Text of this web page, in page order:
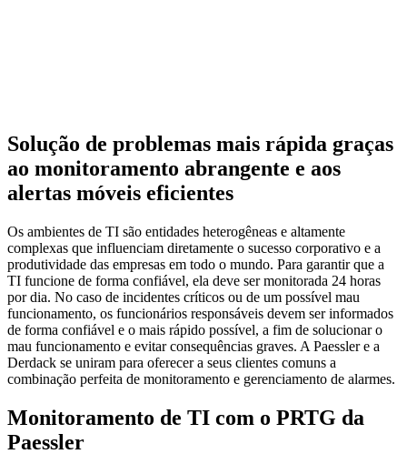
Solução de problemas mais rápida graças
ao monitoramento abrangente e aos
alertas móveis eficientes
Os ambientes de TI são entidades heterogêneas e altamente
complexas que influenciam diretamente o sucesso corporativo e a
produtividade das empresas em todo o mundo. Para garantir que a
TI funcione de forma confiável, ela deve ser monitorada 24 horas
por dia. No caso de incidentes críticos ou de um possível mau
funcionamento, os funcionários responsáveis devem ser informados
de forma confiável e o mais rápido possível, a fim de solucionar o
mau funcionamento e evitar consequências graves. A Paessler e a
Derdack se uniram para oferecer a seus clientes comuns a
combinação perfeita de monitoramento e gerenciamento de alarmes.
Monitoramento de TI com o PRTG da
Paessler